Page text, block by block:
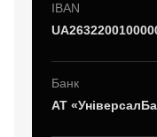
IBAN
Банк
АТ